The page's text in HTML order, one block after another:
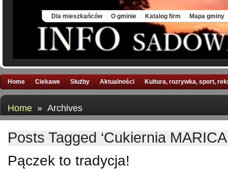
Dla mieszkańców O gminie Katalog firm Mapa gminy
Home Ciekawe Służby Aktualności Kultura, rozrywka, sport,
Home » Archives
Posts Tagged ‘Cukiernia
Pączek to tradycja!